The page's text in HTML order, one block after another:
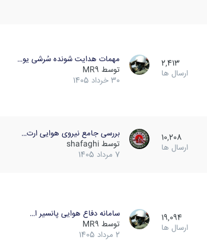
2,413
ارسال ها
مهمات هدایت شونده سُرشی یو…
توسط MR9
30 خرداد 1405
10,208
ارسال ها
بررسی جامع نیروی هوایی ارت…
توسط shafaghi
7 مرداد 1405
19,094
ارسال ها
سامانه دفاع هوایی پانسیر ا…
توسط MR9
2 مرداد 1405